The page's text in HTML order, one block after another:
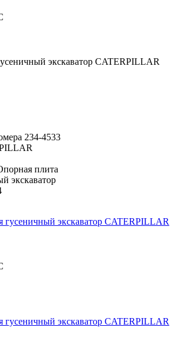
экскаватор CATERPILLAR
234-4533
плита
экскаватор